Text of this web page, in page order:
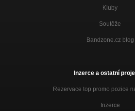
Kluby
Soutěže
Bandzone.cz blog
Inzerce a ostatní
Rezervace top promo pozice
Inzerce